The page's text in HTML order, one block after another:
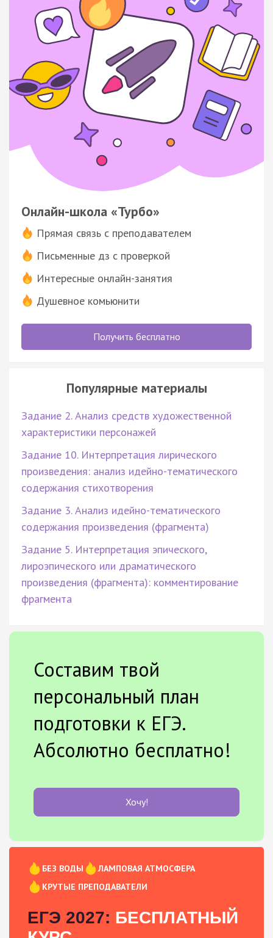
Онлайн-школа «Турбо»
Прямая связь с преподавателем
Письменные дз с проверкой
Интересные онлайн-занятия
Душевное комьюнити
Получить бесплатно
Популярные материалы
Задание 2. Анализ средств художественной
характеристики персонажей
Задание 10. Интерпретация лирического
произведения: анализ идейно-тематического
содержания стихотворения
Задание 3. Анализ идейно-тематического
содержания произведения (фрагмента)
Задание 5. Интерпретация эпического,
лироэпического или драматического
произведения (фрагмента): комментирование
фрагмента
Составим твой
персональный план
подготовки к ЕГЭ.
Абсолютно бесплатно!
Хочу!
БЕЗ ВОДЫ
ЛАМПОВАЯ АТМОСФЕРА
КРУТЫЕ ПРЕПОДАВАТЕЛИ
ЕГЭ 2027: БЕСПЛАТНЫЙ